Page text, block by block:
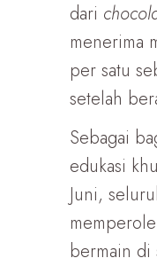
dari
menerima
per satu
setelah
Sebagai
edukasi
Juni,
bermain di